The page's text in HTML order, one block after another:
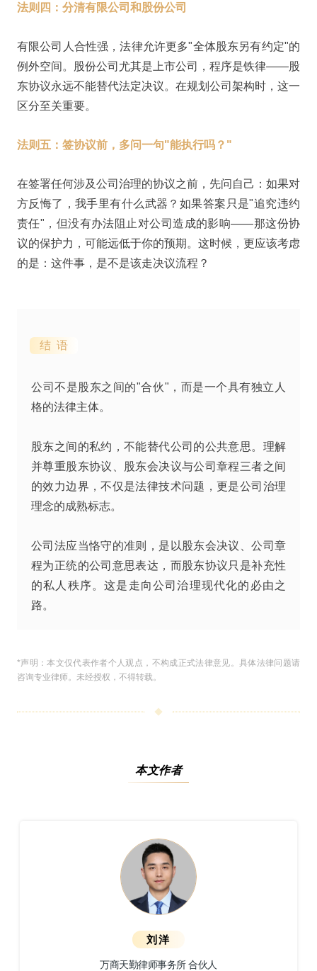
法则四：分清有限公司和股份公司
有限公司人合性强，法律允许更多"全体股东另有约定"的
例外空间。股份公司尤其是上市公司，程序是铁律——股
东协议永远不能替代法定决议。在规划公司架构时，这一
区分至关重要。
法则五：签协议前，多问一句"能执行吗？"
在签署任何涉及公司治理的协议之前，先问自己：如果对
方反悔了，我手里有什么武器？如果答案只是"追究违约
责任"，但没有办法阻止对公司造成的影响——那这份协
议的保护力，可能远低于你的预期。这时候，更应该考虑
的是：这件事，是不是该走决议流程？
结 语
公司不是股东之间的"合伙"，而是一个具有独立人
格的法律主体。
股东之间的私约，不能替代公司的公共意思。理解
并尊重股东协议、股东会决议与公司章程三者之间
的效力边界，不仅是法律技术问题，更是公司治理
理念的成熟标志。
公司法应当恪守的准则，是以股东会决议、公司章
程为正统的公司意思表达，而股东协议只是补充性
的私人秩序。这是走向公司治理现代化的必由之
路。
*声明：本文仅代表作者个人观点，不构成正式法律意见。具体法律问题请
咨询专业律师。未经授权，不得转载。
本文作者
刘洋
万商天勤律师事务所 合伙人